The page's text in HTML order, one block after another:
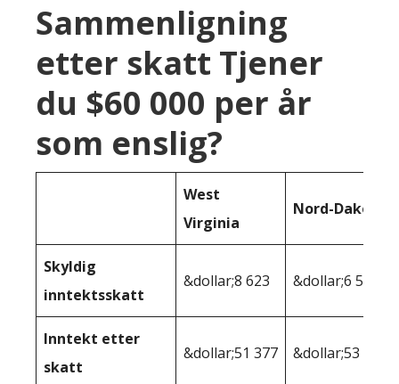
Sammenligning
etter skatt Tjener
du $60 000 per år
som enslig?
West
Virginia
Nord-Dakota
Skyldig
inntektsskatt
&dollar;8 623 &dollar;6 547
Inntekt etter
skatt
&dollar;51 377 &dollar;53 453